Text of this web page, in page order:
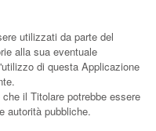
utilizzati da parte del
alla sua eventuale
di questa Applicazione
il Titolare potrebbe essere
autorità pubbliche.